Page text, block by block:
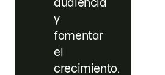
audiencia
y
fomentar
el
crecimiento.